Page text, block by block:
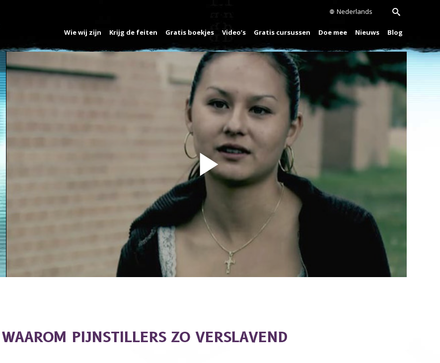
Nederlands
Wie wij zijn Krijg de feiten Gratis boekjes Video’s Gratis cursussen Doe mee Nieuws Blog
Play
Video
PIJNSTILLERS ZO VERSLAVEND